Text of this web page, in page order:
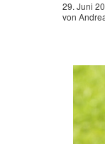
29. Juni
von